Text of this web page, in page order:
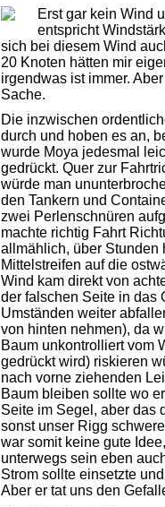
Erst gar kein Wind
entspricht
sich bei diesem Wind
20 Knoten hätten mir
irgendwas ist immer.
Sache.
Die inzwischen
durch und hoben es an,
wurde Moya jedesmal
gedrückt. Quer zur
würde man
den Tankern und
zwei Perlenschnüren
machte richtig Fahrt
allmählich, über Stunden
Mittelstreifen auf die
Wind kam direkt von
der falschen Seite in das
Umständen weiter
von hinten nehmen), da
Baum unkontrolliert vom
gedrückt wird) riskieren
nach vorne ziehenden
Baum bleiben sollte wo
Seite im Segel, aber das
sonst unser Rigg
war somit keine gute
unterwegs sein eben
Strom sollte einsetzte
Aber er tat uns den